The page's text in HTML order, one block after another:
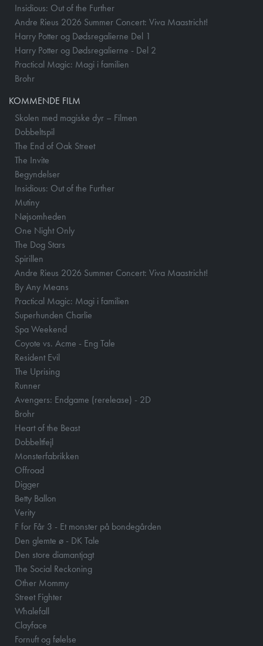
Insidious: Out of the Further
Andre Rieus 2026 Summer Concert: Viva Maastricht!
Harry Potter og Dødsregalierne Del 1
Harry Potter og Dødsregalierne - Del 2
Practical Magic: Magi i familien
Brohr
KOMMENDE FILM
Skolen med magiske dyr – Filmen
Dobbeltspil
The End of Oak Street
The Invite
Begyndelser
Insidious: Out of the Further
Mutiny
Nøjsomheden
One Night Only
The Dog Stars
Spirillen
Andre Rieus 2026 Summer Concert: Viva Maastricht!
By Any Means
Practical Magic: Magi i familien
Superhunden Charlie
Spa Weekend
Coyote vs. Acme - Eng Tale
Resident Evil
The Uprising
Runner
Avengers: Endgame (rerelease) - 2D
Brohr
Heart of the Beast
Dobbeltfejl
Monsterfabrikken
Offroad
Digger
Betty Ballon
Verity
F for Får 3 - Et monster på bondegården
Den glemte ø - DK Tale
Den store diamantjagt
The Social Reckoning
Other Mommy
Street Fighter
Whalefall
Clayface
Fornuft og følelse